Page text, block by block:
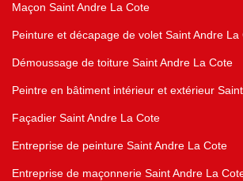
Maçon Saint Andre La Cote
Peinture et décapage de volet Saint Andre La
Démoussage de toiture Saint Andre La Cote
Peintre en bâtiment intérieur et extérieur
Façadier Saint Andre La Cote
Entreprise de peinture Saint Andre La Cote
Entreprise de maçonnerie Saint Andre La